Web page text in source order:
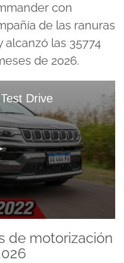
con
de las ranuras
las 35774
de 2026.
Drive
de motorización